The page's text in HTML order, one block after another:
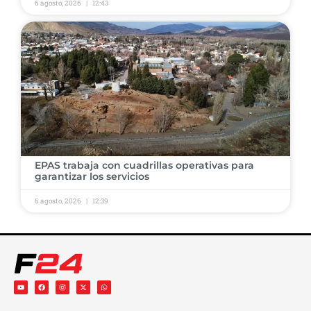
6 agosto, 2026 12:43
​EPAS trabaja con cuadrillas operativas para
garantizar los servicios ​
6 agosto, 2026 12:39